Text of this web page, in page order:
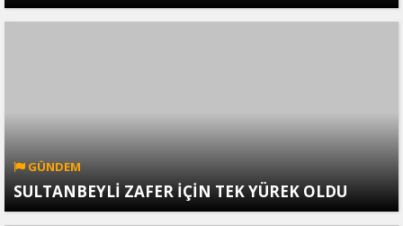
GÜNDEM
SULTANBEYLİ ZAFER İÇİN TEK YÜREK OLDU